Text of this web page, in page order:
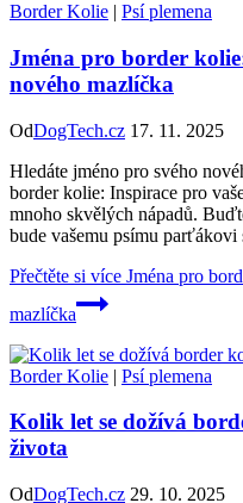
Border Kolie | Psí plemena
Jména pro border
nového mazlíčka
OdDogTech.cz 17. 11. 2025
Hledáte jméno pro svého
border kolie: Inspirace pro
mnoho skvělých nápadů.
bude vašemu psímu parťákovi
Přečtěte si více Jména pro
mazlíčka
Border Kolie | Psí plemena
Kolik let se dožívá
života
OdDogTech.cz 29. 10. 2025